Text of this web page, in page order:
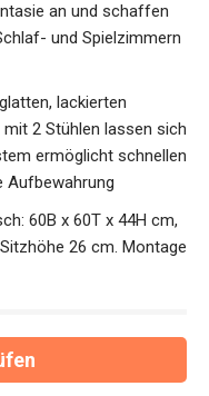
an und schaffen
und Spielzimmern
lackierten
2 Stühlen lassen sich
ermöglicht schnellen
60B x 60T x 44H cm,
26 cm. Montage